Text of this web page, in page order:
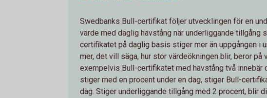
Swedbanks Bull-certifikat följer utvecklingen för en
värde med daglig hävstång när underliggande tillgång
certifikatet på daglig basis stiger mer än uppgången i
mer, det vill säga, hur stor värdeökningen blir, beror på
exempelvis Bull-certifikatet med hävstång två innebär
stiger med en procent under en dag, stiger Bull-
dag. Stiger underliggande tillgång med 2 procent, blir